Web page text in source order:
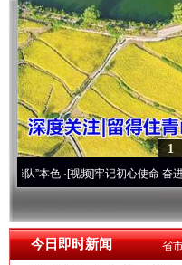
1
频]牢记初心使命 奋进复兴征程丨
今日即时新闻 省